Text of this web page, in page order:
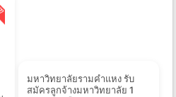
มหาวิทยาลัยรามคำแหง รับ
สมัครลูกจ้างมหาวิทยาลัย 1